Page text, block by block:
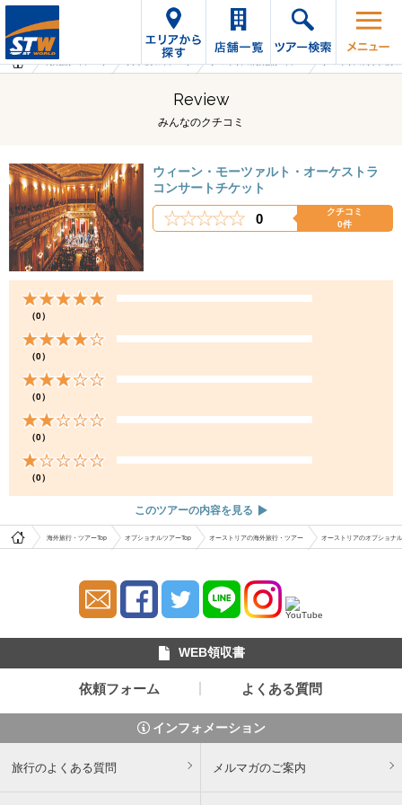
Review
みんなのクチコミ
ウィーン・モーツァルト・オーケストラ
コンサートチケット
0
クチコミ
0件
（0）
（0）
（0）
（0）
（0）
このツアーの内容を見る
海外旅行・ツアーTop オプショナルツアーTop オーストリアの海外旅行・ツアー オーストリアのオプショナ
WEB領収書
依頼フォーム よくある質問
インフォメーション
旅行のよくある質問 メルマガのご案内